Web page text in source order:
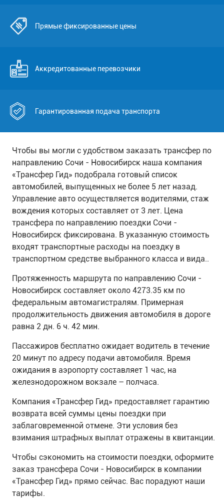
Прямые фиксированные цены
Аккредитованные перевозчики
Гарантированная подача транспорта
Чтобы вы могли с удобством заказать трансфер по
направлению Сочи - Новосибирск наша компания
«Трансфер Гид» подобрала готовый список
автомобилей, выпущенных не более 5 лет назад.
Управление авто осуществляется водителями, стаж
вождения которых составляет от 3 лет. Цена
трансфера по направлению поездки Сочи -
Новосибирск фиксирована. В указанную стоимость
входят транспортные расходы на поездку в
транспортном средстве выбранного класса и вида..
Протяженность маршрута по направлению Сочи -
Новосибирск составляет около 4273.35 км по
федеральным автомагистралям. Примерная
продолжительность движения автомобиля в дороге
равна 2 дн. 6 ч. 42 мин.
Пассажиров бесплатно ожидает водитель в течение
20 минут по адресу подачи автомобиля. Время
ожидания в аэропорту составляет 1 час, на
железнодорожном вокзале – полчаса.
Компания «Трансфер Гид» предоставляет гарантию
возврата всей суммы цены поездки при
заблаговременной отмене. Эти условия без
взимания штрафных выплат отражены в квитанции.
Чтобы сэкономить на стоимости поездки, оформите
заказ трансфера Сочи - Новосибирск в компании
«Трансфер Гид» прямо сейчас. Вас порадуют наши
тарифы.